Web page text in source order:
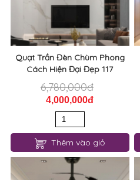
Quạt Trần Đèn Chùm Phong
Cách Hiện Đại Đẹp 117
6,780,000đ
4,000,000đ
Thêm vào giỏ